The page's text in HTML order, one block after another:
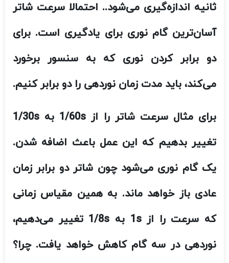
ثانیه اندازه‌گیری می‌شود.. احتمالا سرعت شاتر
آسان‌ترین گام نوری برای یادگیری است. برای
دو برابر کردن نوری که به سنسور برخورد
می‌کند، باید مدت زمان نوردهی را دو برابر کنیم.
برای مثال سرعت شاتر را از 1/60 s به 1/30 s
تغییر بدهیم که این عمل باعث اضافه شدن.
یک گام نوری می‌شود چون شاتر دو برابر زمان
عادی باز خواهد ماند. به همین مقیاس زمانی
که سرعت را از 1s به 1/8 s
تغییر می‌دهیم،
نوردهی در سه گام کاهش خواهد یافت. چرا؟